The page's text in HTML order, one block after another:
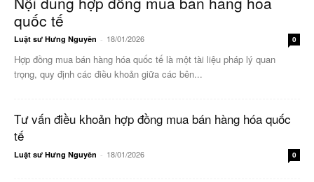
quốc tế
Luật sư Hưng Nguyên - 18/01/2026 0
Hợp đồng mua bán hàng hóa quốc tế là một tài liệu pháp lý quan
trọng, quy định các điều khoản giữa các bên...
Tư vấn điều khoản hợp đồng mua bán hàng hóa quốc
tế
Luật sư Hưng Nguyên - 18/01/2026 0